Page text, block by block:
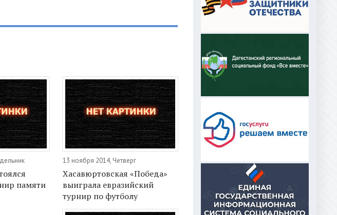
памяти
13 ноября 2014, Четверг
Хасавюртовская «Победа»
выиграла евразийский
турнир по футболу